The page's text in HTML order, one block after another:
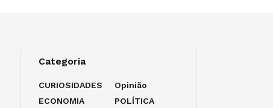
Categoria
CURIOSIDADES
ECONOMIA
Opinião
POLÍTICA